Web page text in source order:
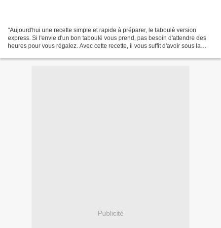
"Aujourd'hui une recette simple et rapide à préparer, le taboulé version
express. Si l'envie d'un bon taboulé vous prend, pas besoin d'attendre des
heures pour vous régalez. Avec cette recette, il vous suffit d'avoir sous la
Publicité